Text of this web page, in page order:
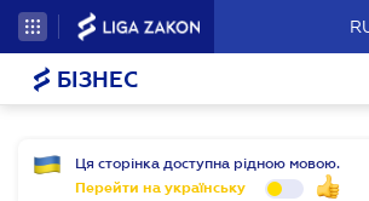
БІЗНЕС
Ця сторінка доступна рідною мовою.
Перейти на українську